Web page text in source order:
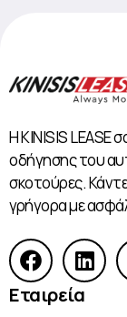
Η KINISIS LEASE
οδήγησης του
σκοτούρες.
γρήγορα με
Εταιρεία